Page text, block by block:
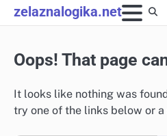
Skip
to
zelaznalogika.net
Oops! That page
It looks like nothing was
try one of the links below or a